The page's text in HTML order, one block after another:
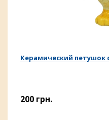
Керамический петушок
200 грн.